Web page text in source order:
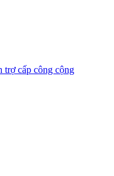
trợ cấp công cộng